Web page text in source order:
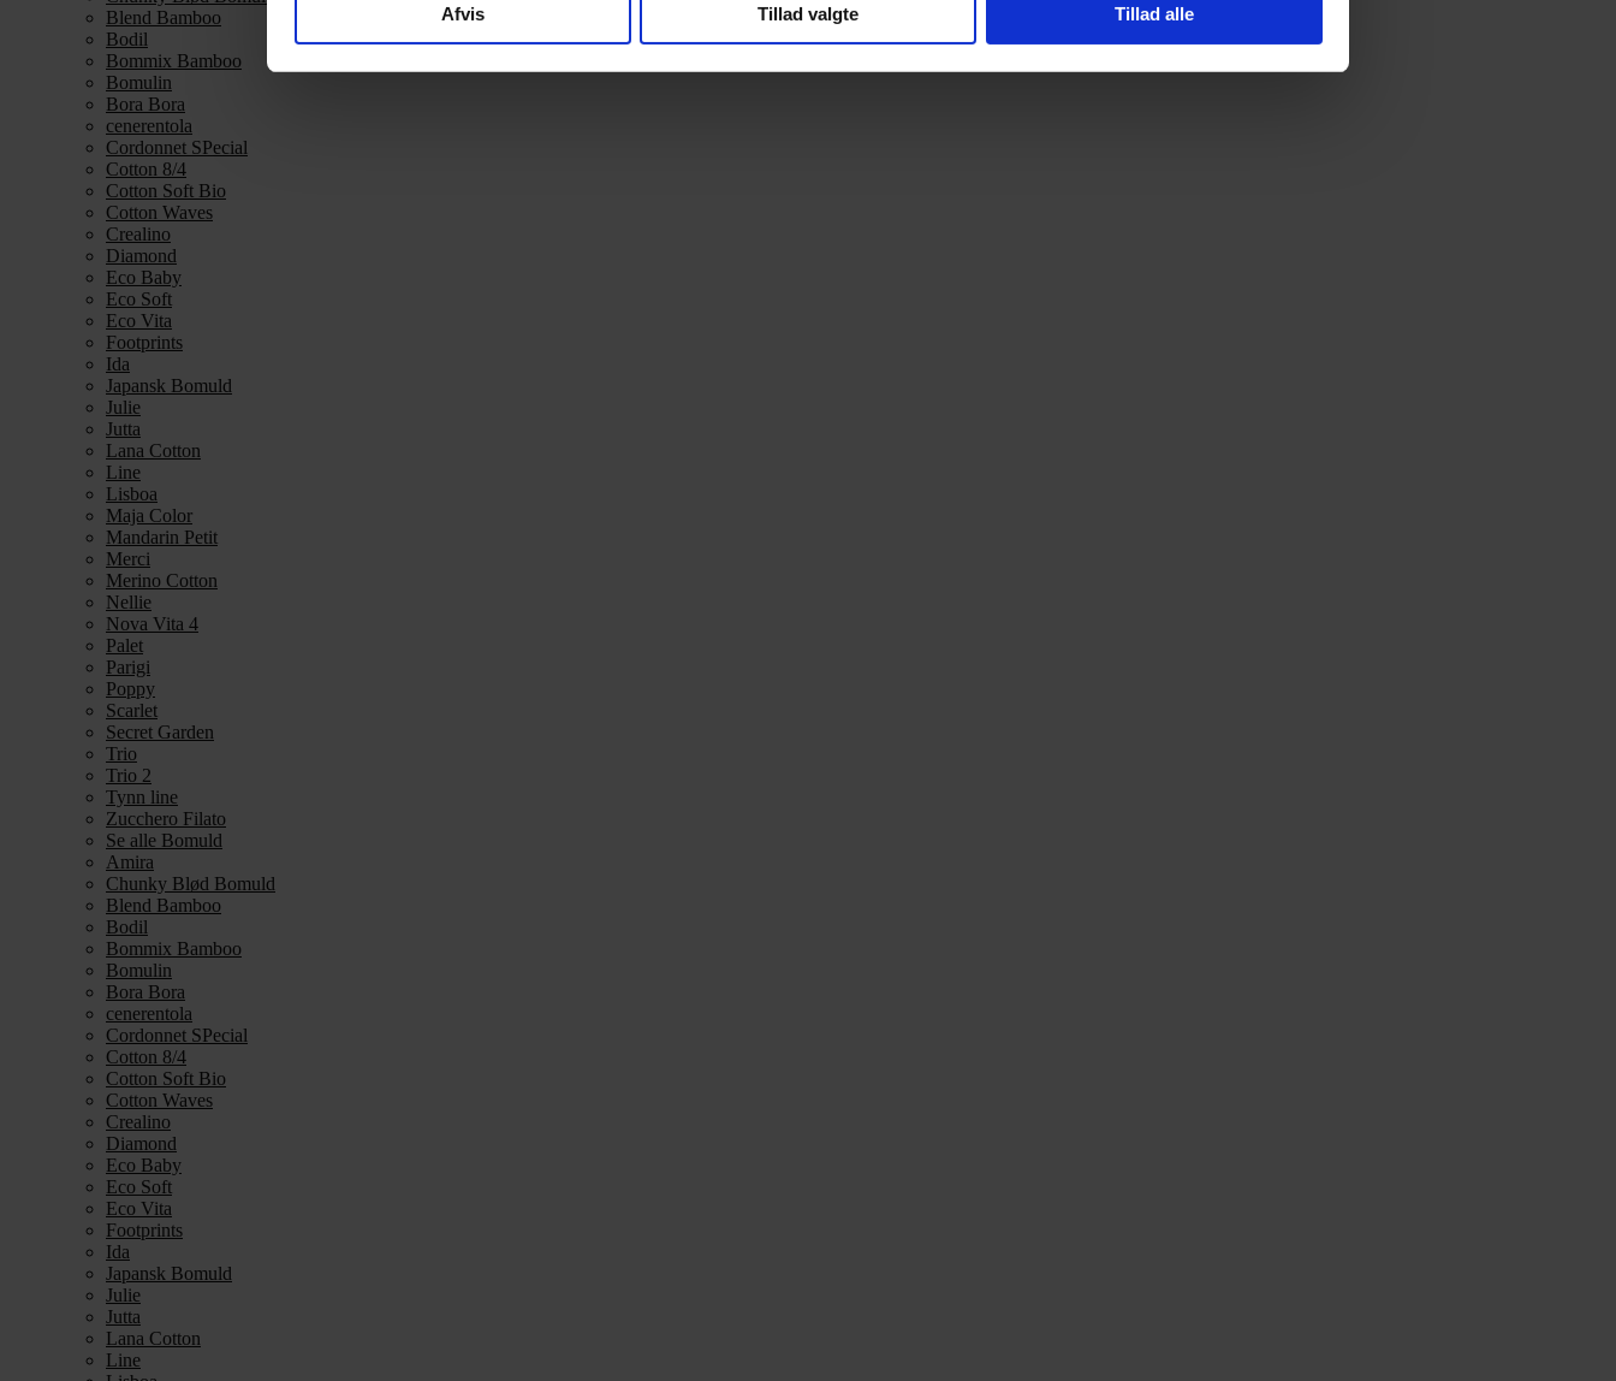
Afvis Tillad valgte Tillad alle
Blend Bamboo
Bodil
Bommix Bamboo
Bomulin
Bora Bora
cenerentola
Cordonnet SPecial
Cotton 8/4
Cotton Soft Bio
Cotton Waves
Crealino
Diamond
Eco Baby
Eco Soft
Eco Vita
Footprints
Ida
Japansk Bomuld
Julie
Jutta
Lana Cotton
Line
Lisboa
Maja Color
Mandarin Petit
Merci
Merino Cotton
Nellie
Nova Vita 4
Palet
Parigi
Poppy
Scarlet
Secret Garden
Trio
Trio 2
Tynn line
Zucchero Filato
Se alle Bomuld
Amira
Chunky Blød Bomuld
Blend Bamboo
Bodil
Bommix Bamboo
Bomulin
Bora Bora
cenerentola
Cordonnet SPecial
Cotton 8/4
Cotton Soft Bio
Cotton Waves
Crealino
Diamond
Eco Baby
Eco Soft
Eco Vita
Footprints
Ida
Japansk Bomuld
Julie
Jutta
Lana Cotton
Line